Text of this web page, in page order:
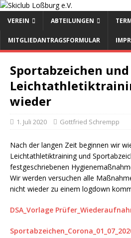
VEREIN ABTEILUNGEN
MITGLIEDANTRAGSFORMULAR
Sportabzeichen und
wieder
1. Juli 2020 Gottfried Schrempp
Nach der langen Zeit beginnen wir
Leichtathletiktraining und
festgeschriebenen
Wir werden versuchen alle
nicht wieder zu einem logdown
DSA_Vorlage